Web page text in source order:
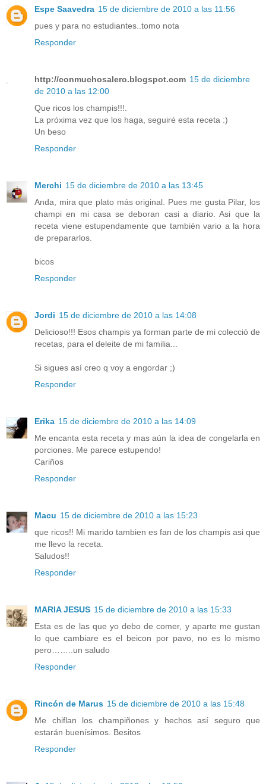
Espe Saavedra 15 de diciembre de 2010 a las 11:56
pues y para no estudiantes..tomo nota
Responder
http://conmuchosalero.blogspot.com 15 de diciembre
de 2010 a las 12:00
Que ricos los champis!!!.
La próxima vez que los haga, seguiré esta receta :)
Un beso
Responder
Merchi 15 de diciembre de 2010 a las 13:45
Anda, mira que plato más original. Pues me gusta Pilar, los
champi en mi casa se deboran casi a diario. Asi que la
receta viene estupendamente que también vario a la hora
de prepararlos.
bicos
Responder
Jordi 15 de diciembre de 2010 a las 14:08
Delicioso!!! Esos champis ya forman parte de mi colecció de
recetas, para el deleite de mi familia...
Si sigues así creo q voy a engordar ;)
Responder
Erika 15 de diciembre de 2010 a las 14:09
Me encanta esta receta y mas aún la idea de congelarla en
porciones. Me parece estupendo!
Cariños
Responder
Macu 15 de diciembre de 2010 a las 15:23
que ricos!! Mi marido tambien es fan de los champis asi que
me llevo la receta.
Saludos!!
Responder
MARIA JESUS 15 de diciembre de 2010 a las 15:33
Esta es de las que yo debo de comer, y aparte me gustan
lo que cambiare es el beicon por pavo, no es lo mismo
pero……..un saludo
Responder
Rincón de Marus 15 de diciembre de 2010 a las 15:48
Me chiflan los champiñones y hechos así seguro que
estarán buenísimos. Besitos
Responder